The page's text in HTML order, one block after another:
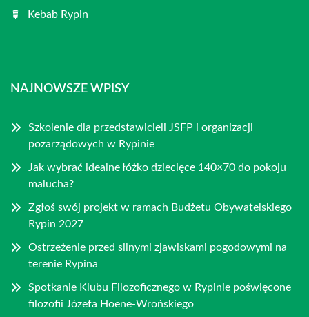
Kebab Rypin
NAJNOWSZE WPISY
Szkolenie dla przedstawicieli JSFP i organizacji
pozarządowych w Rypinie
Jak wybrać idealne łóżko dziecięce 140×70 do pokoju
malucha?
Zgłoś swój projekt w ramach Budżetu Obywatelskiego
Rypin 2027
Ostrzeżenie przed silnymi zjawiskami pogodowymi na
terenie Rypina
Spotkanie Klubu Filozoficznego w Rypinie poświęcone
filozofii Józefa Hoene-Wrońskiego